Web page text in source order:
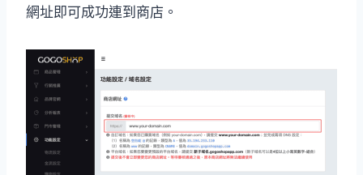
網址即可成功連到商店。